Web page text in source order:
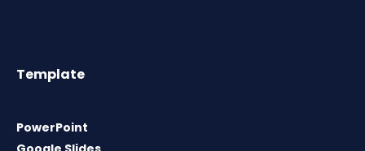
Template
PowerPoint